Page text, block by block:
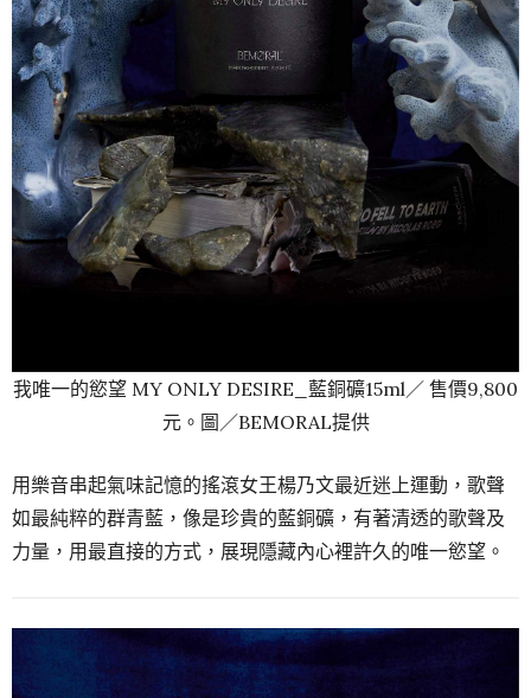
我唯一的慾望 MY ONLY DESIRE_藍銅礦15ml／ 售價9,800
元。圖／BEMORAL提供
用樂音串起氣味記憶的搖滾女王楊乃文最近迷上運動，歌聲
如最純粹的群青藍，像是珍貴的藍銅礦， 有著清透的歌聲及
力量，用最直接的方式， 展現隱藏內心裡許久的唯一慾望。